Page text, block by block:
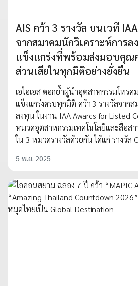
AIS คว้า 3 รางวัล บนเวที
จากสมาคมนักวิเคราะห์การ
แข็งแกร่งที่พร้อมส่งมอบคุณ
ส่วนเสียในทุกมิติอย่างยั่งยืน
เอไอเอส ตอกย้ำผู้นำอุตสาหกรรมโทร
แข็งแกร่งครบทุกมิติ คว้า 3 รางวัลจากส
ลงทุน ในงาน IAA Awards for Listed
หมวดอุตสาหกรรมเทคโนโลยีและสื่อส
ใน 3 หมวดรางวัลด้วยกัน ได้แก่ รางวัล
5 พ.ย. 2025